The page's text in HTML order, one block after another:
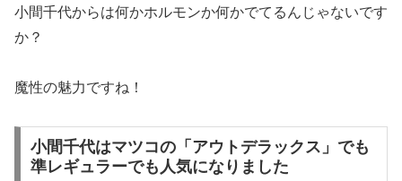
小間千代からは何かホルモンか何かでてるんじゃないです
か？
魔性の魅力ですね！
小間千代はマツコの「アウトデラックス」でも
準レギュラーでも人気になりました